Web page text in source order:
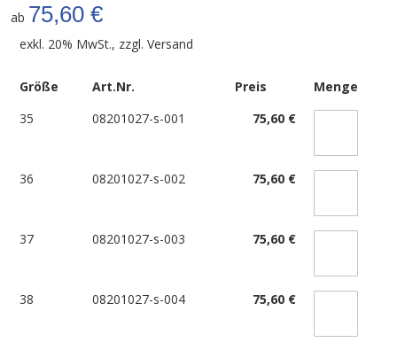
ab 75,60 €
exkl. 20% MwSt., zzgl. Versand
Größe Art.Nr. Preis
Menge
35
08201027-s-001 75,60 €
36 08201027-s-002 75,60 €
37 08201027-s-003 75,60 €
38 08201027-s-004 75,60 €